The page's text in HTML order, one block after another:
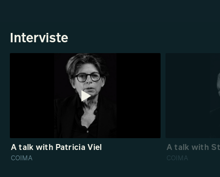
Interviste
A talk with Patricia Viel
COIMA
A talk with
COIMA